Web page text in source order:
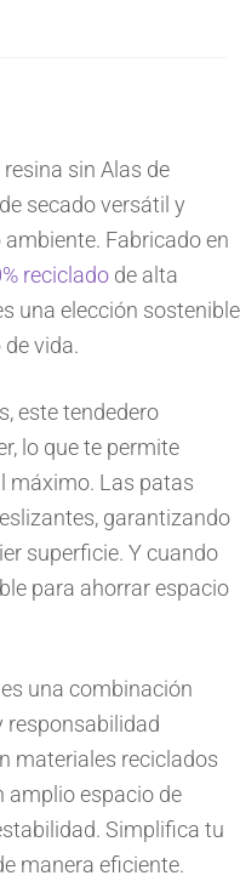
sin Alas de
secado versátil y
Fabricado en
reciclado de alta
una elección sostenible
vida.
este tendedero
lo que te permite
máximo. Las patas
garantizando
superficie. Y cuando
para ahorrar espacio
una combinación
responsabilidad
materiales reciclados
amplio espacio de
Simplifica tu
manera eficiente.